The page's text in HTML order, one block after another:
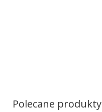
Polecane produkty